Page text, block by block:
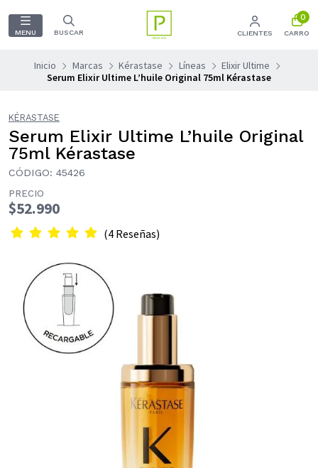
MENU BUSCAR CLIENTES
0
CARRO
Inicio Marcas Kérastase Líneas
Elixir Ultime
Serum Elixir Ultime L’huile Original 75ml Kérastase
KÉRASTASE
Serum Elixir Ultime L’huile Original
75ml Kérastase
CÓDIGO: 45426
PRECIO
$52.990
(4 Reseñas)